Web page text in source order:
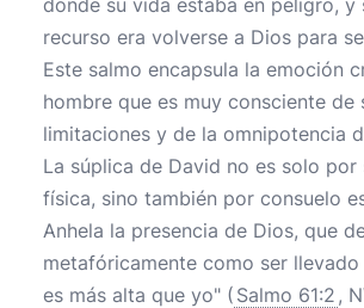
donde su vida estaba en peligro, y
recurso era volverse a Dios para
Este salmo encapsula la emoción
hombre que es muy consciente de
limitaciones y de la omnipotencia
La súplica de David no es solo por
física, sino también por consuelo
Anhela la presencia de Dios, que
metafóricamente como ser
es más alta que yo" ( Salmo 61:2 ,